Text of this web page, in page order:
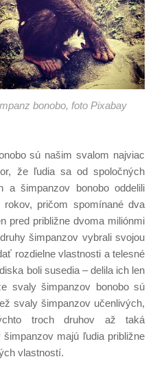
bonobo, foto Pixabay
sú našim svalom najviac
že ľudia sa od spoločných
a šimpanzov bonobo oddelili
pričom spomínané dva
pred približne dvoma miliónmi
šimpanzov vybrali svojou
rozdielne vlastnosti a telesné
boli susedia – delila ich len
svaly šimpanzov bonobo sú
svaly šimpanzov učenlivých,
troch druhov až taká
majú ľudia približne
vlastností.